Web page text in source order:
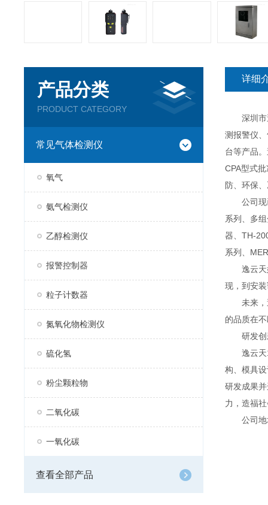
产品分类
PRODUCT CATEGORY
常见气体检测仪
氧气
氨气检测仪
乙醇检测仪
报警控制器
粒子计数器
氮氧化物检测仪
硫化氢
粉尘颗粒物
二氧化碳
一氧化碳
查看全部产品
详细
深圳市逸
测报警仪
台等产品
CPA型式
防、环保
公司现已
系列、多
器、TH-
系列、
逸云天始
现，到安
未来，逸
的品质在
研发创
逸云天13
构、模具
研发成果
力，造福
公司地址